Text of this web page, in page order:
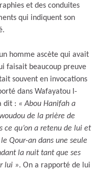
et des conduites
qui indiquent son
homme ascète qui avait
faisait beaucoup preuve
souvent en invocations
dans Wafayatou l-
dit : « Abou Hanifah a
de la prière de
ce qu’on a retenu de lui et
Qour-an dans une seule
la nuit tant que ses
lui ». On a rapporté de lui